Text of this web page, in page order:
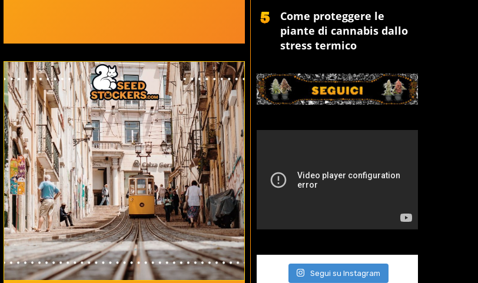
Come proteggere le
piante di cannabis dallo
stress termico
Segui su Instagram